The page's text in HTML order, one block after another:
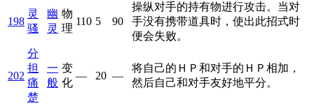
198
灵
骚
幽
灵
物
理
110 5 90
操纵对手的持有物进行攻击。当对
手没有携带道具时，使出此招式时
便会失败。
202
分
担
痛
楚
一
般
变
化
— 20 —
将自己的ＨＰ和对手的ＨＰ相加，
然后自己和对手友好地平分。